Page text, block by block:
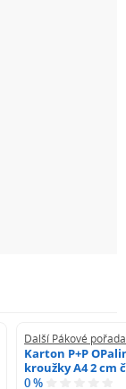
Další Pákové
Karton P+P
kroužky A4 2 cm
0 %